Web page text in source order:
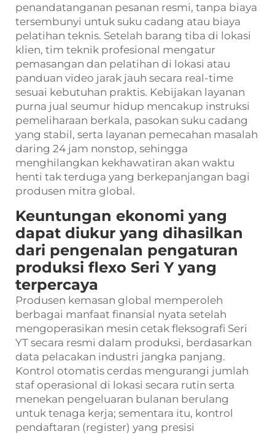
penandatanganan pesanan resmi, tanpa biaya
tersembunyi untuk suku cadang atau biaya
pelatihan teknis. Setelah barang tiba di lokasi
klien, tim teknik profesional mengatur
pemasangan dan pelatihan di lokasi atau
panduan video jarak jauh secara real-time
sesuai kebutuhan praktis. Kebijakan layanan
purna jual seumur hidup mencakup instruksi
pemeliharaan berkala, pasokan suku cadang
yang stabil, serta layanan pemecahan masalah
daring 24 jam nonstop, sehingga
menghilangkan kekhawatiran akan waktu
henti tak terduga yang berkepanjangan bagi
produsen mitra global.
Keuntungan ekonomi yang
dapat diukur yang dihasilkan
dari pengenalan pengaturan
produksi flexo Seri Y yang
terpercaya
Produsen kemasan global memperoleh
berbagai manfaat finansial nyata setelah
mengoperasikan mesin cetak fleksografi Seri
YT secara resmi dalam produksi, berdasarkan
data pelacakan industri jangka panjang.
Kontrol otomatis cerdas mengurangi jumlah
staf operasional di lokasi secara rutin serta
menekan pengeluaran bulanan berulang
untuk tenaga kerja; sementara itu, kontrol
pendaftaran (register) yang presisi